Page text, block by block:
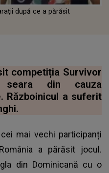
după ce a părăsit
competiția Survivor
seara din cauza
Războinicul a suferit
mai vechi participanți
a părăsit jocul.
din Dominicană cu o